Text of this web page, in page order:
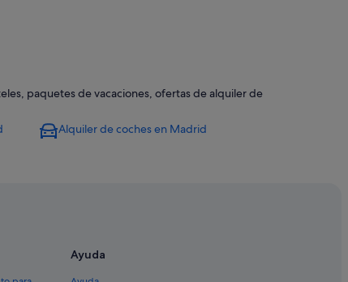
Madrid
paquetes de vacaciones, ofertas de alquiler de
Alquiler de coches en Madrid
Ayuda